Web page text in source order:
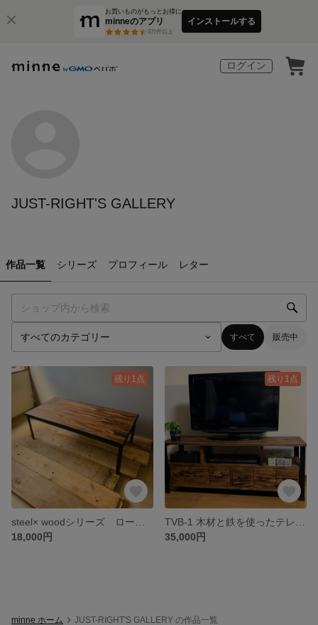
お買いものがもっとお得に
minneのアプリ
3万件以上
インストールする
ログイン
JUST-RIGHT'S GALLERY
作品一覧 シリーズ プロフィール レター
すべて 販売中
残り1点
18,000円
残り1点
35,000円
minne ホーム JUST-RIGHT'S GALLERY の作品一覧